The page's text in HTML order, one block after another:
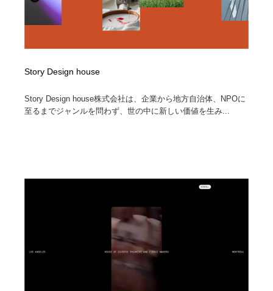
Story Design house
Story Design house株式会社は、企業から地方自治体、NPOに
至るまでジャンルを問わず、世の中に新しい価値を生み...